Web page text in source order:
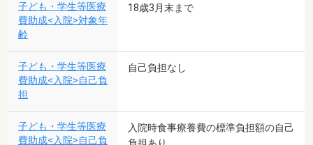
子ども・学生等医療
費助成<入院>対象年
齢
18歳3月末まで
子ども・学生等医療
費助成<入院>自己負
担
自己負担なし
子ども・学生等医療
費助成<入院>自己負
入院時食事療養費の標準負担額の自己